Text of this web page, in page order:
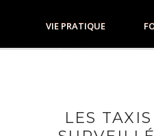
VIE PRATIQUE
LES